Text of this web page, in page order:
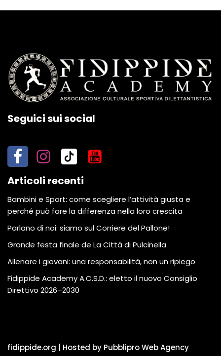
Seguici sui social
Articoli recenti
Bambini e Sport: come scegliere l’attività giusta e
perché può fare la differenza nella loro crescita
Parlano di noi: siamo sul Corriere del Pallone!
Grande festa finale de La Città di Pulcinella
Allenare i giovani: una responsabilità, non un ripiego
Fidippide Academy A.C.S.D.: eletto il nuovo Consiglio
Direttivo 2026–2030
fidippide.org | Hosted by Pubblipro Web Agency